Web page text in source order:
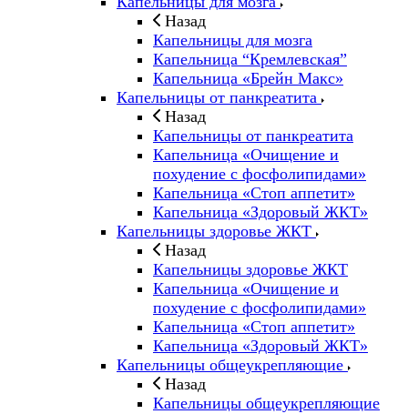
Назад
Капельницы для мозга
Капельница “Кремлевская”
Капельница «Брейн Макс»
Капельницы от панкреатита
Назад
Капельницы от панкреатита
Капельница «Очищение и
похудение с фосфолипидами»
Капельница «Стоп аппетит»
Капельница «Здоровый ЖКТ»
Капельницы здоровье ЖКТ
Назад
Капельницы здоровье ЖКТ
Капельница «Очищение и
похудение с фосфолипидами»
Капельница «Стоп аппетит»
Капельница «Здоровый ЖКТ»
Капельницы общеукрепляющие
Назад
Капельницы общеукрепляющие